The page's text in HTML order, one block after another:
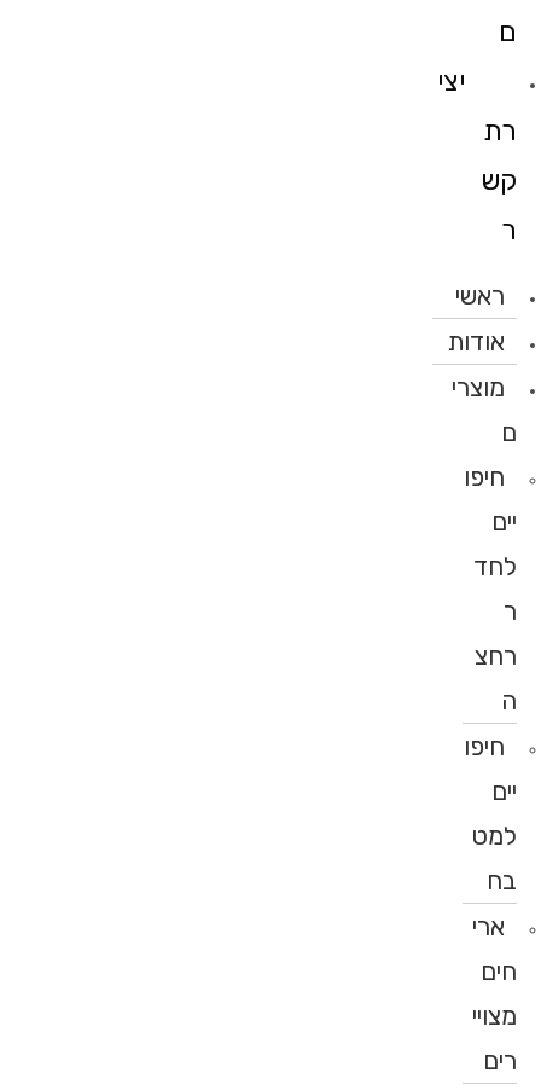
ם
יצי
רת
קש
ר
ראשי
אודות
מוצרי
ם
חיפו
יים
לחד
ר
רחצ
ה
חיפו
יים
למט
בח
ארי
חים
מצויי
רים